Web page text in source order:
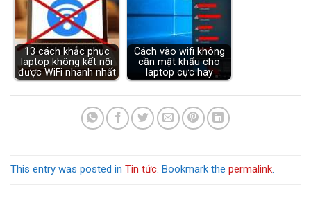
13 cách khắc phục
laptop không kết nối
được WiFi nhanh nhất
Cách vào wifi không
cần mật khẩu cho
laptop cực hay
This entry was posted in Tin tức. Bookmark the permalink.